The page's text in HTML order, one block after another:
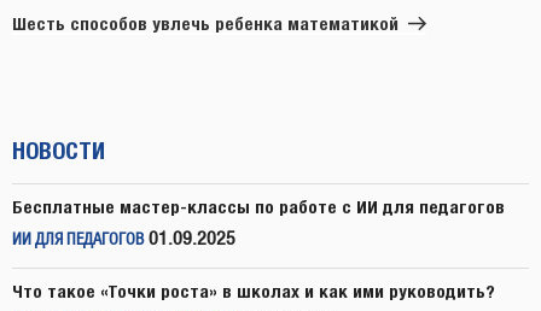
запись
Шесть способов увлечь ребенка математикой
НОВОСТИ
Бесплатные мастер-классы по работе с ИИ для педагогов
ИИ ДЛЯ ПЕДАГОГОВ 01.09.2025
Что такое «Точки роста» в школах и как ими руководить?